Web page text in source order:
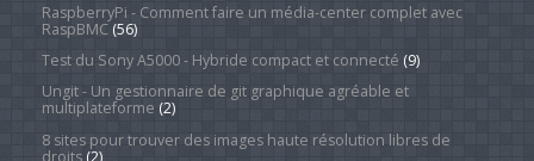
RaspberryPi - Comment faire un média-center complet avec
RaspBMC(56)
Test du Sony A5000 - Hybride compact et connecté (9)
Ungit - Un gestionnaire de git graphique agréable et
multiplateforme (2)
8 sites pour trouver des images haute résolution libres de
droits(2)